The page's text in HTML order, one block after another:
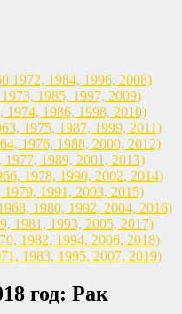
1972, 1984, 1996, 2008)
1973, 1985, 1997, 2009)
1974, 1986, 1998, 2010)
1975, 1987, 1999, 2011)
1976, 1988, 2000, 2012)
1977, 1989, 2001, 2013)
1978, 1990, 2002, 2014)
1979, 1991, 2003, 2015)
1980, 1992, 2004, 2016)
1981, 1993, 2005, 2017)
1982, 1994, 2006, 2018)
1983, 1995, 2007, 2019)
год: Рак